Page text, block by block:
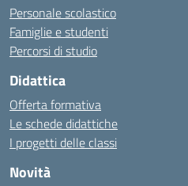
Personale scolastico
Famiglie e studenti
Percorsi di studio
Didattica
Offerta formativa
Le schede didattiche
I progetti delle classi
Novità